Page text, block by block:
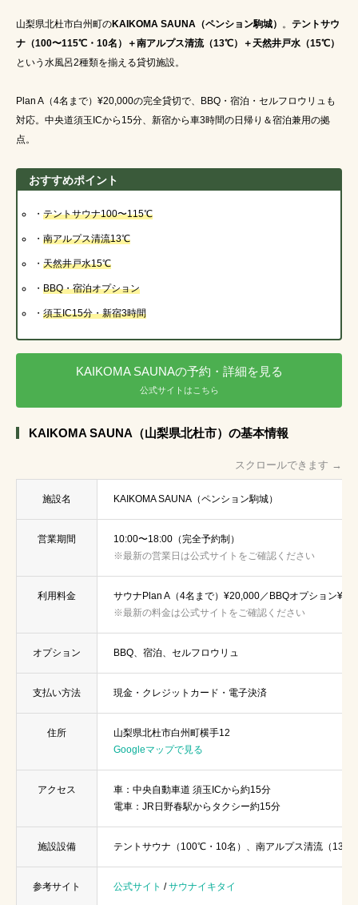
山梨県北杜市白州町のKAIKOMA SAUNA（ペンション駒城） 。 テントサウ
ナ（100〜115℃・10名）＋南アルプス清流（13℃）＋天然井戸水（15℃）
という水風呂2種類を揃える貸切施設。
Plan A（4名まで）¥20,000の完全貸切で、BBQ・宿泊・セルフロウリュも
対応。中央道須玉ICから15分、新宿から車3時間の日帰り＆宿泊兼用の拠
点。
おすすめポイント
・ テントサウナ100〜115℃
・ 南アルプス清流13℃
・ 天然井戸水15℃
・ BBQ・宿泊オプション
・ 須玉IC15分・新宿3時間
KAIKOMA SAUNAの予約・詳細を見る
公式サイトはこちら
KAIKOMA SAUNA（山梨県北杜市）の基本情報
スクロールできます →
施設名 KAIKOMA SAUNA（ペンション駒城）
営業期間
10:00〜18:00（完全予約制）
※最新の営業日は公式サイトをご確認ください
利用料金
サウナPlan A（4名まで）¥20,000／BBQオプション
※最新の料金は公式サイトをご確認ください
オプション BBQ、宿泊、セルフロウリュ
支払い方法 現金・クレジットカード・電子決済
住所
山梨県北杜市白州町横手12
Googleマップで見る
アクセス
車：中央自動車道 須玉ICから約15分
電車：JR日野春駅からタクシー約15分
施設設備 テントサウナ（100℃・10名）、南アルプス清流（13℃
参考サイト 公式サイト /サウナイキタイ